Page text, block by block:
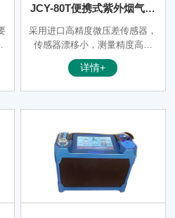
JCY-80T便携式紫外烟气分
析仪
采用进口高精度微压差传感器，
传感器漂移小，测量精度高；
采用紫外差分吸收光谱技术，测
量精度高、测量速度快、多组分
详情+